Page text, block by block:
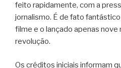
feito rapidamente, com a
jornalismo. É de fato
filme e o lançado apenas
revolução.
Os créditos iniciais informam